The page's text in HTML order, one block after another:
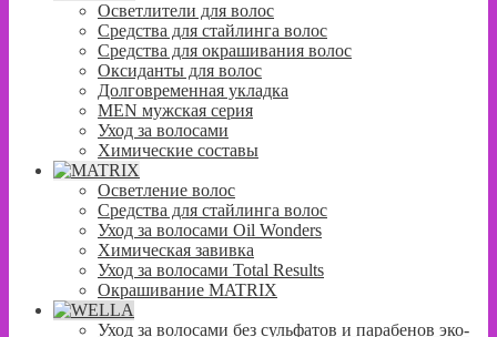
Осветлители для волос
Средства для стайлинга волос
Средства для окрашивания волос
Оксиданты для волос
Долговременная укладка
MEN мужская серия
Уход за волосами
Химические составы
Осветление волос
Средства для стайлинга волос
Уход за волосами Oil Wonders
Химическая завивка
Уход за волосами Total Results
Окрашивание MATRIX
Уход за волосами без сульфатов и парабенов эко-